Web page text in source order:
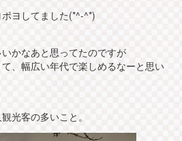
ヨしてました︎(*^-^*)
かなあと思ってたのですが
、幅広い年代で楽しめるなーと思い
光客の多いこと。